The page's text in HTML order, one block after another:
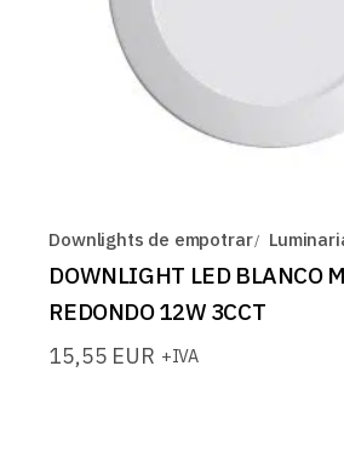
Downlights de empotrar
DOWNLIGHT LED BLANCO
REDONDO 12W 3CCT
15,55 EUR +IVA